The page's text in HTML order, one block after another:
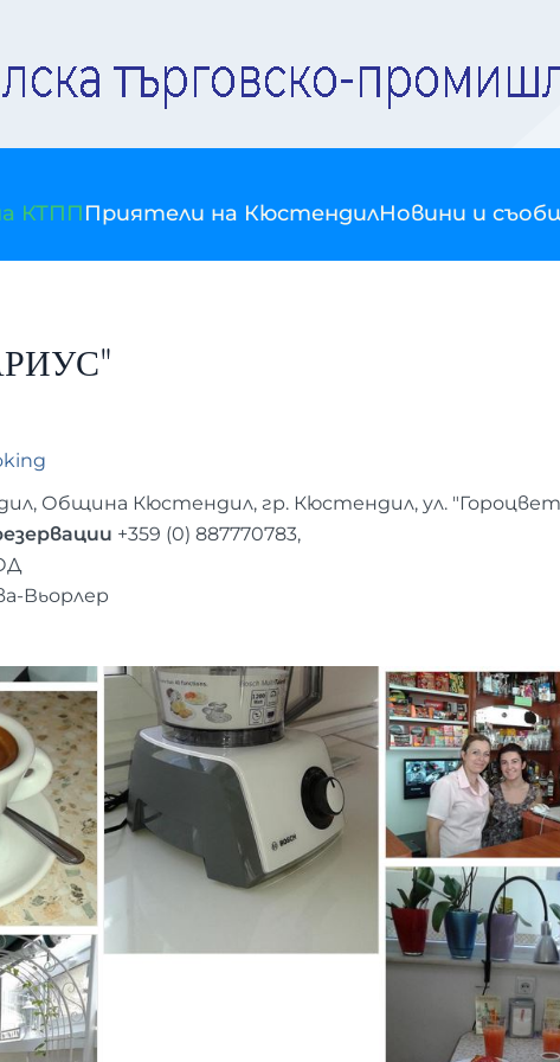
КТПППриятели на КюстендилНовини и
Община Кюстендил, гр. Кюстендил, ул.
+359 (0) 887770783,
Вьорлер